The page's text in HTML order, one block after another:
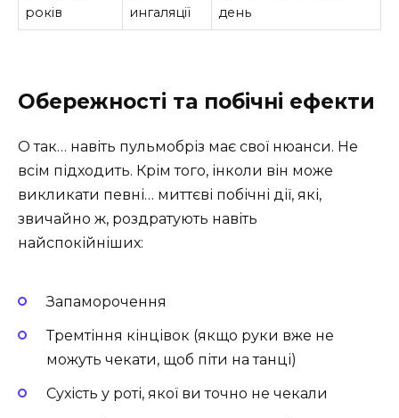
років
ингаляції
день
Обережності та побічні ефекти
О так… навіть пульмобріз має свої нюанси. Не
всім підходить. Крім того, інколи він може
викликати певні… миттєві побічні дії, які,
звичайно ж, роздратують навіть
найспокійніших:
Запаморочення
Тремтіння кінцівок (якщо руки вже не
можуть чекати, щоб піти на танці)
Сухість у роті, якої ви точно не чекали